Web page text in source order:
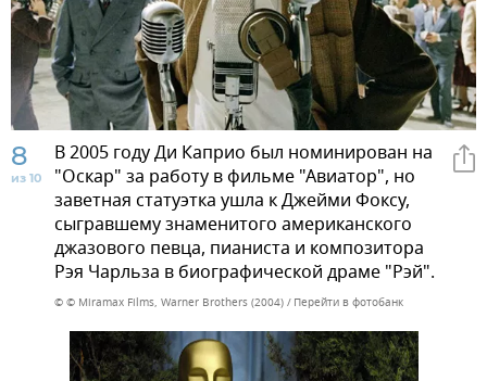
8
из 10
В 2005 году Ди Каприо был номинирован на
"Оскар" за работу в фильме "Авиатор", но
заветная статуэтка ушла к Джейми Фоксу,
сыгравшему знаменитого американского
джазового певца, пианиста и композитора
Рэя Чарльза в биографической драме "Рэй".
© © Miramax Films, Warner Brothers (2004) Перейти в фотобанк